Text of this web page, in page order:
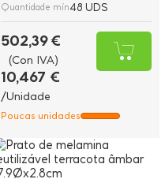
Quantidade mín48 UDS
502,39 €
(Con IVA)
10,467 €
/Unidade
Poucas unidades